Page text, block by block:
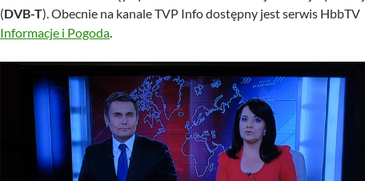
(DVB-T). Obecnie na kanale TVP Info dostępny jest serwis HbbTV
Informacje i Pogoda.